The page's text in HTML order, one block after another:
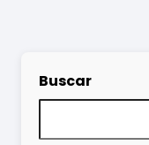
Buscar